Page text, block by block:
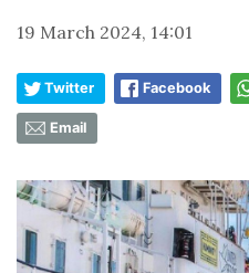
19 March 2024, 14:01
Twitter Facebook
Email